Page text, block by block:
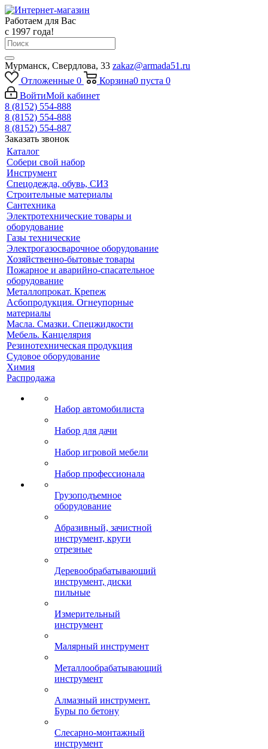
Работаем для Вас
с 1997 года!
Мурманск, Свердлова, 33 zakaz@armada51.ru
Отложенные 0 Корзина0 пуста 0
ВойтиМой кабинет
8 (8152) 554-888
8 (8152) 554-888
8 (8152) 554-887
Заказать звонок
Каталог
Собери свой набор
Инструмент
Спецодежда, обувь, СИЗ
Строительные материалы
Сантехника
Электротехнические товары и
оборудование
Газы технические
Электрогазосварочное оборудование
Хозяйственно-бытовые товары
Пожарное и аварийно-спасательное
оборудование
Металлопрокат. Крепеж
Асбопродукция. Огнеупорные
материалы
Масла. Смазки. Спецжидкости
Мебель. Канцелярия
Резинотехническая продукция
Судовое оборудование
Химия
Распродажа
Набор автомобилиста
Набор для дачи
Набор игровой мебели
Набор профессионала
Грузоподъемное
оборудование
Абразивный, зачистной
инструмент, круги
отрезные
Деревообрабатывающий
инструмент, диски
пильные
Измерительный
инструмент
Малярный инструмент
Металлообрабатывающий
инструмент
Алмазный инструмент.
Буры по бетону
Слесарно-монтажный
инструмент